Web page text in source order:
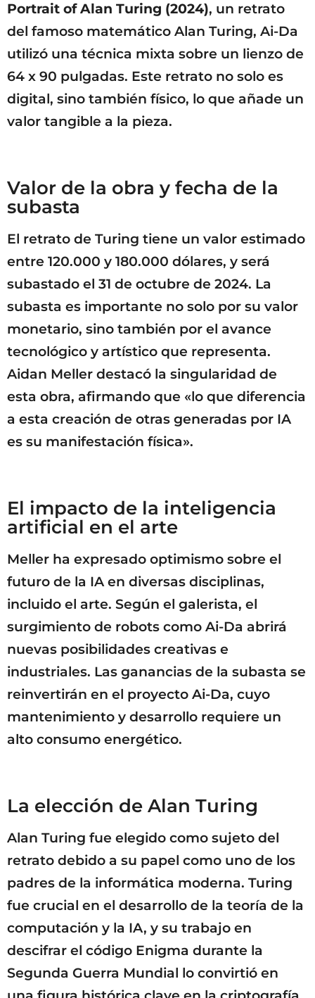
Portrait of Alan Turing (2024), un retrato
del famoso matemático Alan Turing, Ai-Da
utilizó una técnica mixta sobre un lienzo de
64 x 90 pulgadas. Este retrato no solo es
digital, sino también físico, lo que añade un
valor tangible a la pieza.
Valor de la obra y fecha de la
subasta
El retrato de Turing tiene un valor estimado
entre 120.000 y 180.000 dólares, y será
subastado el 31 de octubre de 2024. La
subasta es importante no solo por su valor
monetario, sino también por el avance
tecnológico y artístico que representa.
Aidan Meller destacó la singularidad de
esta obra, afirmando que «lo que diferencia
a esta creación de otras generadas por IA
es su manifestación física».
El impacto de la inteligencia
artificial en el arte
Meller ha expresado optimismo sobre el
futuro de la IA en diversas disciplinas,
incluido el arte. Según el galerista, el
surgimiento de robots como Ai-Da abrirá
nuevas posibilidades creativas e
industriales. Las ganancias de la subasta se
reinvertirán en el proyecto Ai-Da, cuyo
mantenimiento y desarrollo requiere un
alto consumo energético.
La elección de Alan Turing
Alan Turing fue elegido como sujeto del
retrato debido a su papel como uno de los
padres de la informática moderna. Turing
fue crucial en el desarrollo de la teoría de la
computación y la IA, y su trabajo en
descifrar el código Enigma durante la
Segunda Guerra Mundial lo convirtió en